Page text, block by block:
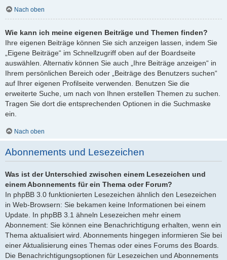
Nach oben
Wie kann ich meine eigenen Beiträge und Themen finden?
Ihre eigenen Beiträge können Sie sich anzeigen lassen, indem Sie
„Eigene Beiträge“ im Schnellzugriff oben auf der Boardseite
auswählen. Alternativ können Sie auch „Ihre Beiträge anzeigen“ in
Ihrem persönlichen Bereich oder „Beiträge des Benutzers suchen“
auf Ihrer eigenen Profilseite verwenden. Benutzen Sie die
erweiterte Suche, um nach von Ihnen erstellen Themen zu suchen.
Tragen Sie dort die entsprechenden Optionen in die Suchmaske
ein.
Nach oben
Abonnements und Lesezeichen
Was ist der Unterschied zwischen einem Lesezeichen und
einem Abonnements für ein Thema oder Forum?
In phpBB 3.0 funktionierten Lesezeichen ähnlich den Lesezeichen
in Web-Browsern: Sie bekamen keine Informationen bei einem
Update. In phpBB 3.1 ähneln Lesezeichen mehr einem
Abonnement: Sie können eine Benachrichtigung erhalten, wenn ein
Thema aktualisiert wird. Abonnements hingegen informieren Sie bei
einer Aktualisierung eines Themas oder eines Forums des Boards.
Die Benachrichtigungsoptionen für Lesezeichen und Abonnements